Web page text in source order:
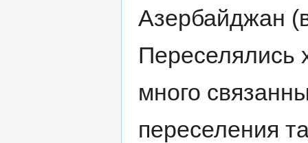
Азербайджан
Переселялись
много
переселения